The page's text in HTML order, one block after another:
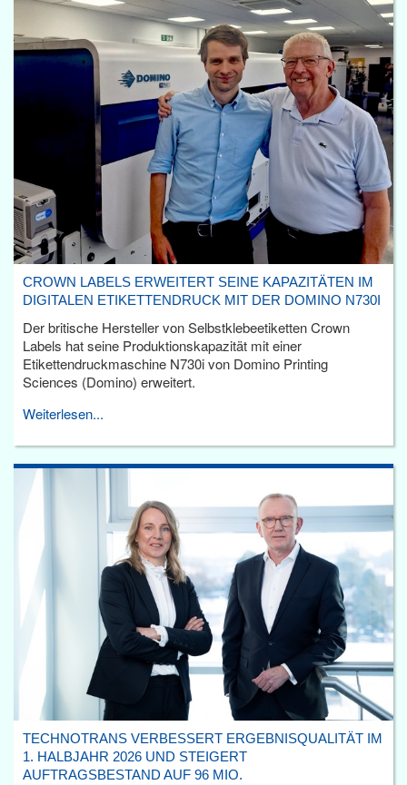
CROWN LABELS ERWEITERT SEINE KAPAZITÄTEN IM
DIGITALEN ETIKETTENDRUCK MIT DER DOMINO N730I
Der britische Hersteller von Selbstklebeetiketten Crown
Labels hat seine Produktionskapazität mit einer
Etikettendruckmaschine N730i von Domino Printing
Sciences (Domino) erweitert.
Weiterlesen...
TECHNOTRANS VERBESSERT ERGEBNISQUALITÄT IM
1. HALBJAHR 2026 UND STEIGERT
AUFTRAGSBESTAND AUF 96 MIO.